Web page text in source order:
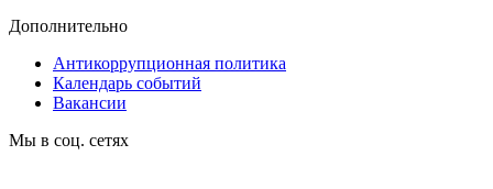
Дополнительно
Антикоррупционная политика
Календарь событий
Вакансии
Мы в соц. сетях